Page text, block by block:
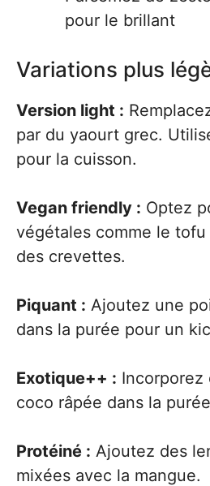
pour le brillant
Variations plus
Version light :
par du yaourt grec.
pour la cuisson.
Vegan friendly : Optez
végétales comme le tofu
des crevettes.
Piquant : Ajoutez une
dans la purée pour un
Exotique++ : Incorporez
coco râpée dans la
Protéiné : Ajoutez des
mixées avec la mangue.